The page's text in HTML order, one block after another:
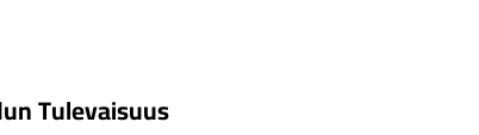
Tulevaisuus